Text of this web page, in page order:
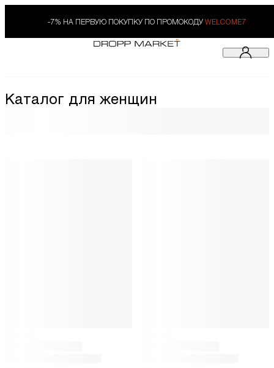
-7% НА ПЕРВУЮ ПОКУПКУ ПО ПРОМОКОДУ WELCOME7
Каталог для женщин